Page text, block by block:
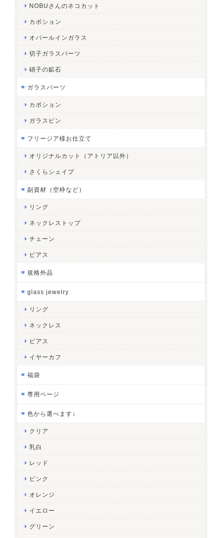
NOBUさんのネコカット
カボション
オパールインガラス
切子ガラスパーツ
硝子の鉱石
ガラスパーツ
カボション
ガラスピン
フリージア様お仕立て
オリジナルカット（アトリア以外）
さくらシェイプ
副資材（空枠など）
リング
ネックレストップ
チェーン
ピアス
規格外品
glass jewelry
リング
ネックレス
ピアス
イヤーカフ
福袋
専用ページ
色から選べます↓
クリア
乳白
レッド
ピンク
オレンジ
イエロー
グリーン